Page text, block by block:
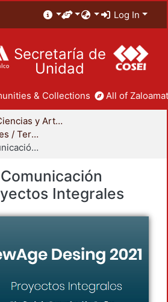
Log In
Secretaría de
Unidad
& Collections All of
División de Ciencias y Artes para el Diseño
Proyectos Integrales / Terminales - Licenciatura
Diseño de la Comunicación Gráfica - Proyectos Integrales
Integrales